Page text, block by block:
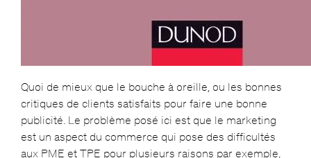
Quoi de mieux que le bouche à oreille, ou les bonnes
critiques de clients satisfaits pour faire une bonne
publicité. Le problème posé ici est que le marketing
est un aspect du commerce qui pose des difficultés
aux PME et TPE pour plusieurs raisons par exemple,